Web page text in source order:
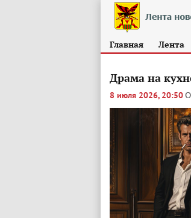
Главная Лента
Драма на
8 июля 2026, 20:50